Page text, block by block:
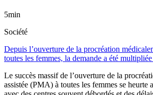
5min
Société
Depuis l’ouverture de la procréation
toutes les femmes, la demande a été
Le succès massif de l’ouverture de la
assistée (PMA) à toutes les femmes se heurte